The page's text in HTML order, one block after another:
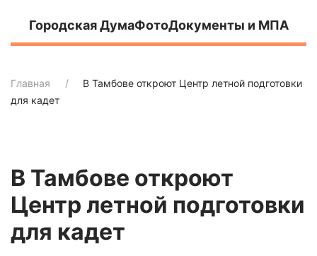
Городская ДумаФотоДокументы и МПА
Главная
В Тамбове откроют Центр летной подготовки
для кадет
В Тамбове откроют
Центр летной подготовки
для кадет